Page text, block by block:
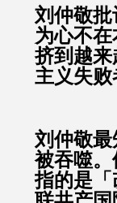
刘仲敬
为心不
挤到越
主义失
刘仲敬
被吞噬
指的是